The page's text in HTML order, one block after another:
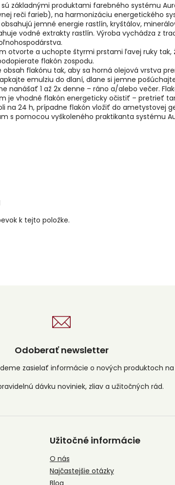
sú základnými produktami farebného systému
reči farieb), na harmonizáciu energetického
obsahujú jemné energie rastlín, kryštálov,
vodné extrakty rastlín. Výroba vychádza z
otvorte a uchopte štyrmi prstami ľavej ruky
flakón zospodu.
flakónu tak, aby sa horná olejová vrstva
emulziu do dlaní, dlane si jemne
nanášať 1 až 2x denne – ráno a/alebo večer.
je vhodné flakón energeticky očistiť – pretrieť
na 24 h, prípadne flakón vložiť do ametystovej
s pomocou vyškoleného praktikanta systému
k tejto položke.
Odoberať newsletter
zasielať informácie o nových produktoch
Užitočné informácie
O nás
Najčastejšie otázky
Blog